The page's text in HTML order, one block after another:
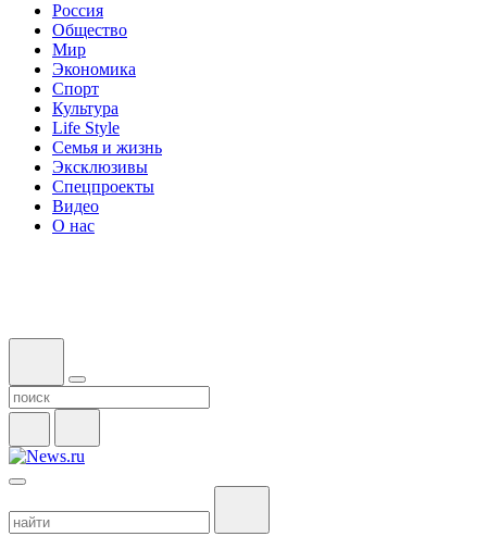
Россия
Общество
Мир
Экономика
Спорт
Культура
Life Style
Семья и жизнь
Эксклюзивы
Спецпроекты
Видео
О нас